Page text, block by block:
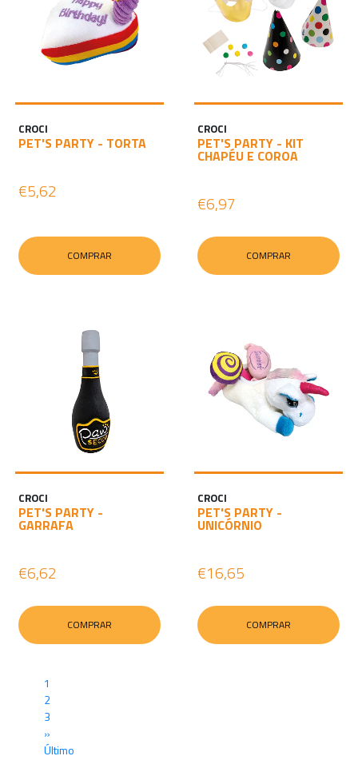
CROCI
PET'S PARTY - TORTA
€5,62
COMPRAR
CROCI
PET'S PARTY - KIT
CHAPÉU E COROA
€6,97
COMPRAR
CROCI
PET'S PARTY -
GARRAFA
€6,62
COMPRAR
CROCI
PET'S PARTY -
UNICÓRNIO
€16,65
COMPRAR
1
2
3
»
Último